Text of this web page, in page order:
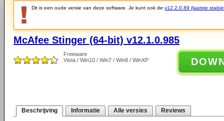
Dit is een oude versie van deze software. Je kunt ook de v12.2.0.89 (laatste
McAfee Stinger (64-bit) v12.1.0.985
Freeware
Vista / Win10 / Win7 / Win8 / WinXP
Beschrijving Informatie Alle versies Reviews